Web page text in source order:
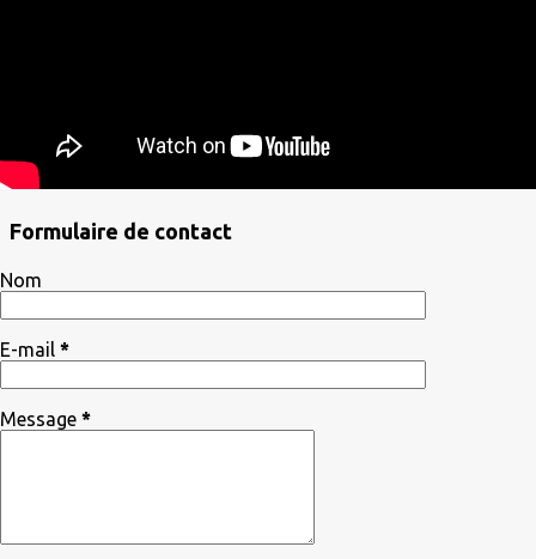
Formulaire de contact
Nom
E-mail *
Message *